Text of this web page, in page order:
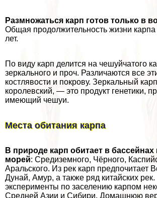
Размножаться карп готов только в
Общая продолжительность жизни карпа
лет.
По виду карп делится на чешуйчатого
зеркального и проч. Различаются все
костлявости и покрову. Зеркальный
королевский, — это продукт генетики,
имеющий чешуи.
Места обитания карпа
В природе карп обитает в бассейнах
морей: Средиземного, Чёрного,
Аральского. Из рек карп предпочитает
Дунай, Амур, а также ряд китайских
эксперименты по заселению карпом
Средней Азии и Сибири. Домашнюю